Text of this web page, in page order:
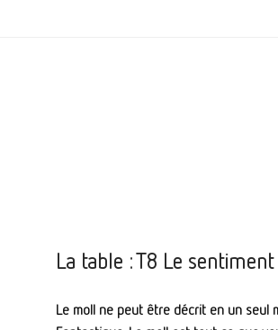
La table : T8 Le sentiment
Le moll ne peut être décrit en un seul